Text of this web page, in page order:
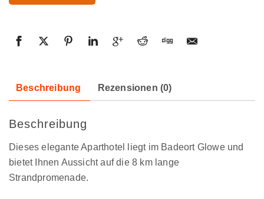
Beschreibung Rezensionen (0)
Beschreibung
Dieses elegante Aparthotel liegt im Badeort Glowe und
bietet Ihnen Aussicht auf die 8 km lange
Strandpromenade.